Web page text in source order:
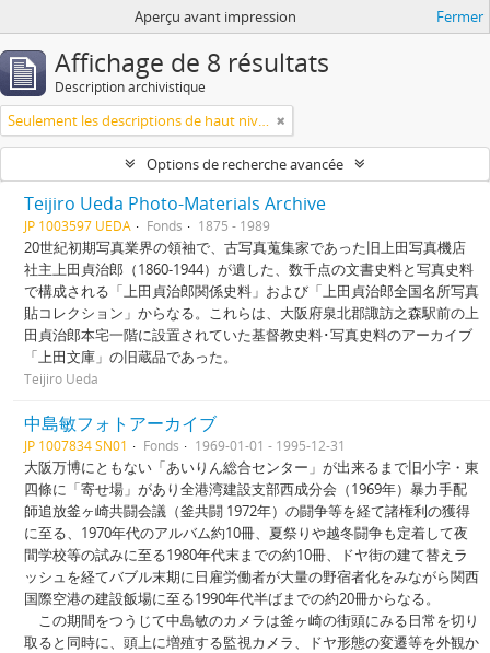
Aperçu avant impression Fermer
Affichage de 8 résultats
Description archivistique
Seulement les descriptions de haut niveau
Options de recherche avancée
Teijiro Ueda Photo-Materials Archive
JP 1003597 UEDA Fonds 1875 - 1989
20世紀初期写真業界の領袖で、古写真蒐集家であった旧上田写真機店
社主上田貞治郎（1860-1944）が遺した、数千点の文書史料と写真史料
で構成される「上田貞治郎関係史料」および「上田貞治郎全国名所写真
貼コレクション」からなる。これらは、大阪府泉北郡諏訪之森駅前の上
田貞治郎本宅一階に設置されていた基督教史料･写真史料のアーカイブ
「上田文庫」の旧蔵品であった。
Teijiro Ueda
中島敏フォトアーカイブ
JP 1007834 SN01 Fonds 1969-01-01 - 1995-12-31
大阪万博にともない「あいりん総合センター」が出来るまで旧小字・東
四條に「寄せ場」があり全港湾建設支部西成分会（1969年）暴力手配
師追放釜ヶ崎共闘会議（釜共闘 1972年）の闘争等を経て諸権利の獲得
に至る、1970年代のアルバム約10冊、夏祭りや越冬闘争も定着して夜
間学校等の試みに至る1980年代末までの約10冊、ドヤ街の建て替えラ
ッシュを経てバブル末期に日雇労働者が大量の野宿者化をみながら関西
国際空港の建設飯場に至る1990年代半ばまでの約20冊からなる。
この期間をつうじて中島敏のカメラは釜ヶ崎の街頭にみる日常を切り
取ると同時に、頭上に増殖する監視カメラ、ドヤ形態の変遷等を外観か